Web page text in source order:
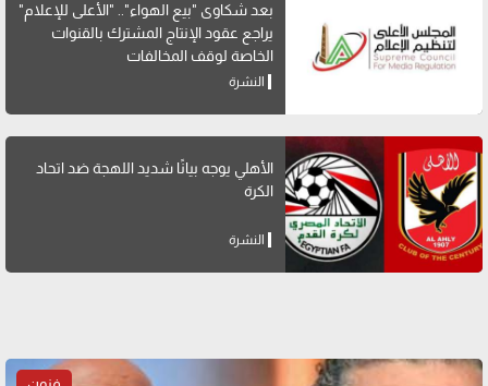
بعد شكاوى "بيع الهواء".. "الأعلى للإعلام"
يراجع عقود الإنتاج المشترك بالقنوات
الخاصة لوقف المخالفات
النشرة
الأهلي يوجه بيانًا شديد اللهجة ضد اتحاد
الكرة
النشرة